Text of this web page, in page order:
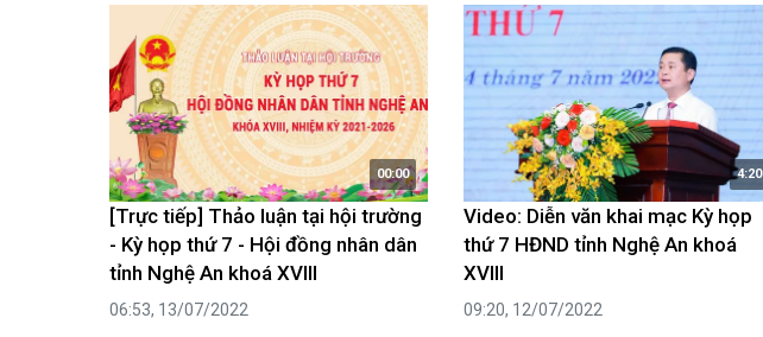
00:00
[Trực tiếp] Thảo luận tại hội trường
- Kỳ họp thứ 7 - Hội đồng nhân dân
tỉnh Nghệ An khoá XVIII
06:53, 13/07/2022
4:20
Video: Diễn văn khai mạc Kỳ họp
thứ 7 HĐND tỉnh Nghệ An khoá
XVIII
09:20, 12/07/2022